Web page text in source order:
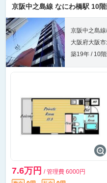
京阪中之島線 なにわ橋駅 10
京阪中之島
大阪府大阪
築19年 / 10
7.6万円 / 管理費 6000円